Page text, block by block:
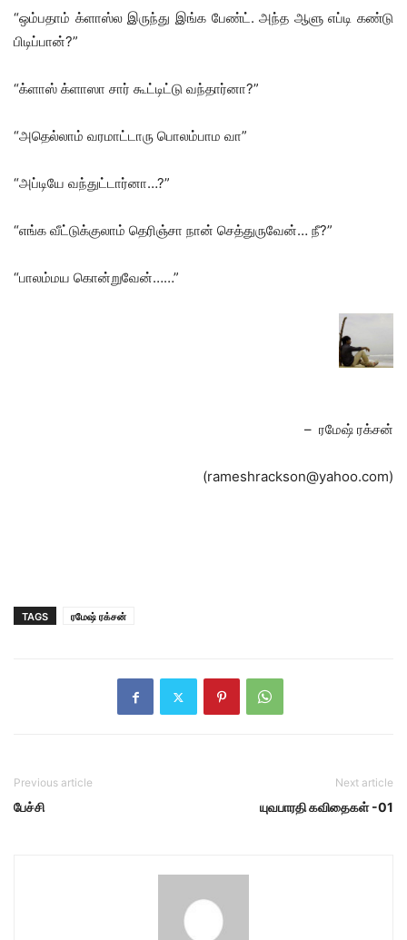
“ஒம்பதாம் க்ளாஸ்ல இருந்து இங்க பேண்ட். அந்த ஆளு எப்டி கண்டு
பிடிப்பான்?”
“க்ளாஸ் க்ளாஸா சார் கூட்டிட்டு வந்தார்னா?”
“அதெல்லாம் வரமாட்டாரு பொலம்பாம வா”
“அப்டியே வந்துட்டார்னா…?”
“எங்க வீட்டுக்குலாம் தெரிஞ்சா நான் செத்துருவேன்… நீ?”
“பாலம்மய கொன்றுவேன்……”
– ரமேஷ் ரக்சன்
(rameshrackson@yahoo.com)
TAGS ரமேஷ் ரக்சன்
Previous article
பேச்சி
Next article
யுவபாரதி கவிதைகள் -01